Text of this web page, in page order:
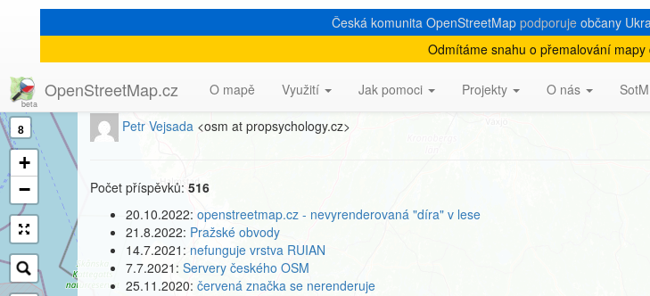
Česká komunita OpenStreetMap podporuje občany
Odmítáme snahu o přemalování mapy
OpenStreetMap.cz O mapě Využití Jak pomoci Projekty O nás
8
+
−
[Talk-cz] Profil autora
Petr Vejsada <osm at propsychology.cz>
Počet příspěvků: 516
20.10.2022: openstreetmap.cz - nevyrenderovaná "díra" v lese
21.8.2022: Pražské obvody
14.7.2021: nefunguje vrstva RUIAN
7.7.2021: Servery českého OSM
25.11.2020: červená značka se nerenderuje